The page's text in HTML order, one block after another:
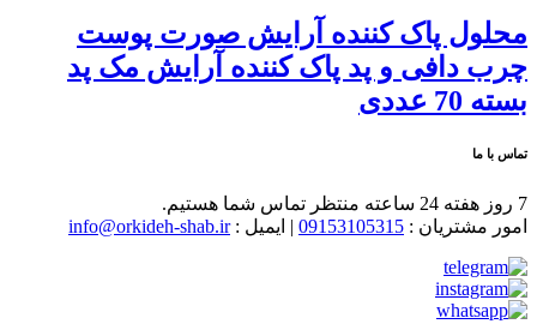
محلول پاک کننده آرایش صورت پوست
چرب دافی و پد پاک کننده آرایش مک پد
بسته 70 عددی
تماس با ما
7 روز هفته 24 ساعته منتظر تماس شما هستیم.
امور مشتریان : 09153105315 | ایمیل :info@orkideh-shab.ir